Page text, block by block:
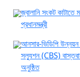
জ্বালানি সংকট কাটাতে
প্রধানমন্ত্রী
আনসার-ভিডিপি উন্নয়ন
সল্যুশন (CBS)
অনুষ্ঠিত